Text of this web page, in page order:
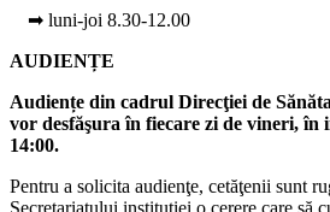
➡ luni-joi 8.30-12.00
AUDIENȚE
Audiențe din cadrul Direcţiei de
vor desfăşura în fiecare zi de vineri, în
14:00.
Pentru a solicita audienţe, cetăţenii sunt
Secretariatului instituției o cerere care să